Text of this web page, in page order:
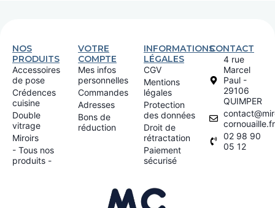
NOS
PRODUITS
Accessoires
de pose
Crédences
cuisine
Double
vitrage
Miroirs
- Tous nos
produits -
VOTRE
COMPTE
Mes infos
personnelles
Commandes
Adresses
Bons de
réduction
INFORMATIONS
LÉGALES
CGV
Mentions
légales
Protection
des données
Droit de
rétractation
Paiement
sécurisé
CONTACT
4 rue
Marcel
Paul -
29106
QUIMPER
cornouaille.fr
02 98 90
05 12